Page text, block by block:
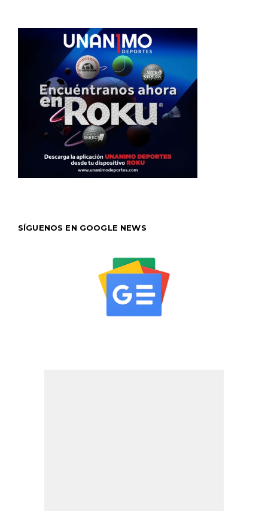
SÍGUENOS EN GOOGLE NEWS